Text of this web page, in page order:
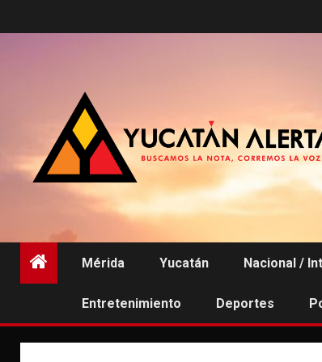
al
Mérida Yucatán Nacional /
Entretenimiento Deportes